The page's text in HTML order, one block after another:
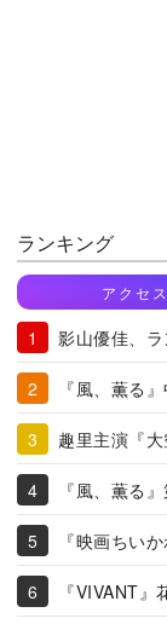
ランキング
アクセ
影山優佳、
『風、薫る
趣里主演『
『風、薫る
『映画ちい
『VIVANT